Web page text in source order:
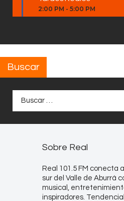
2:00 PM - 5:00 PM
Buscar
Sobre Real
Real 101.5 FM conecta
sur del Valle de Aburrá
musical,
inspiradores.